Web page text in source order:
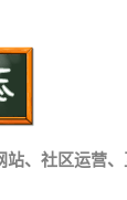
、社区运营、